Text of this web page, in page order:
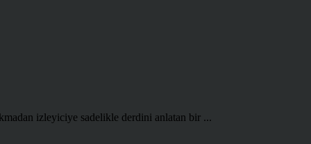
izleyiciye sadelikle derdini anlatan bir ...